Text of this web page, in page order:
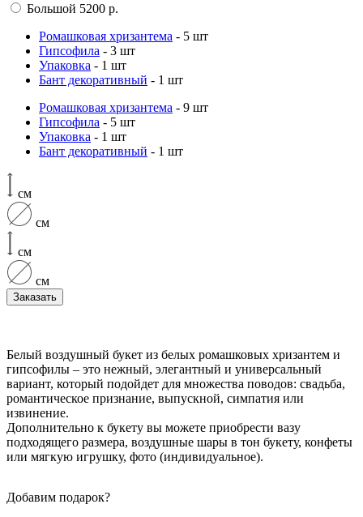
Большой 5200 р.
Ромашковая хризантема - 5 шт
Гипсофила - 3 шт
Упаковка - 1 шт
Бант декоративный - 1 шт
Ромашковая хризантема - 9 шт
Гипсофила - 5 шт
Упаковка - 1 шт
Бант декоративный - 1 шт
см
см
см
см
Заказать
Белый воздушный букет из белых ромашковых хризантем и
гипсофилы – это нежный, элегантный и универсальный
вариант, который подойдет для множества поводов: свадьба,
романтическое признание, выпускной, симпатия или
извинение.
Дополнительно к букету вы можете приобрести вазу
подходящего размера, воздушные шары в тон букету, конфеты
или мягкую игрушку, фото (индивидуальное).
Добавим подарок?